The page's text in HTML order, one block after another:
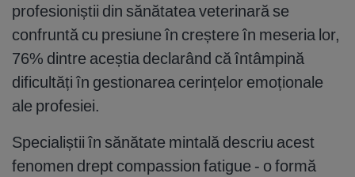
profesioniștii din sănătatea veterinară se
confruntă cu presiune în creștere în meseria lor,
76% dintre aceștia declarând că întâmpină
dificultăți în gestionarea cerințelor emoționale
ale profesiei.
Specialiștii în sănătate mintală descriu acest
fenomen drept compassion fatigue - o formă